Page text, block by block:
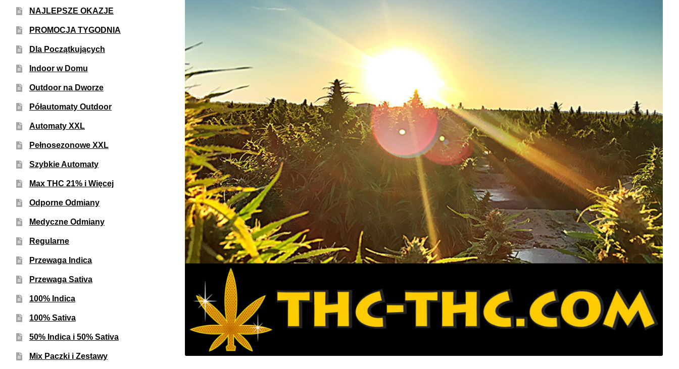
NAJLEPSZE OKAZJE
PROMOCJA TYGODNIA
Dla Początkujących
Indoor w Domu
Outdoor na Dworze
Półautomaty Outdoor
Automaty XXL
Pełnosezonowe XXL
Szybkie Automaty
Max THC 21% i Więcej
Odporne Odmiany
Medyczne Odmiany
Regularne
Przewaga Indica
Przewaga Sativa
100% Indica
100% Sativa
50% Indica i 50% Sativa
Mix Paczki i Zestawy